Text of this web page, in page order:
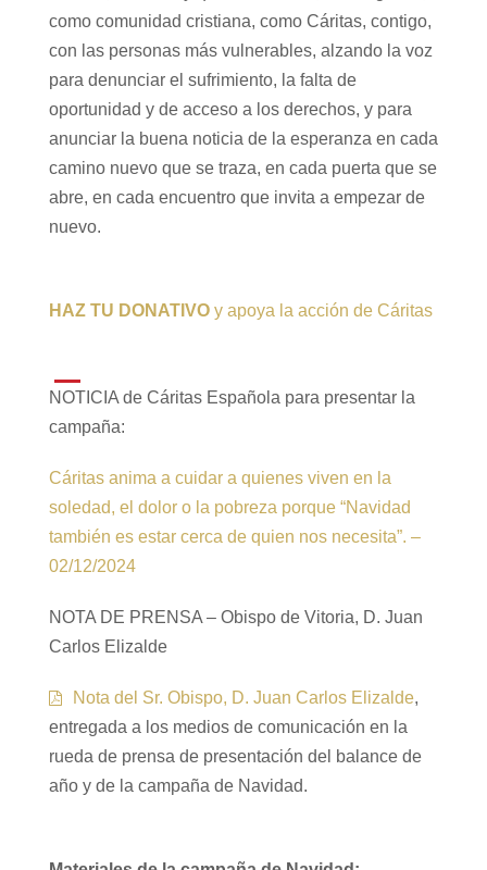
como comunidad cristiana, como Cáritas, contigo,
con las personas más vulnerables, alzando la voz
para denunciar el sufrimiento, la falta de
oportunidad y de acceso a los derechos, y para
anunciar la buena noticia de la esperanza en cada
camino nuevo que se traza, en cada puerta que se
abre, en cada encuentro que invita a empezar de
nuevo.
HAZ TU DONATIVO y apoya la acción de Cáritas
NOTICIA de Cáritas Española para presentar la
campaña:
Cáritas anima a cuidar a quienes viven en la
soledad, el dolor o la pobreza porque “Navidad
también es estar cerca de quien nos necesita”. –
02/12/2024
NOTA DE PRENSA – Obispo de Vitoria, D. Juan
Carlos Elizalde
Nota del Sr. Obispo, D. Juan Carlos Elizalde,
entregada a los medios de comunicación en la
rueda de prensa de presentación del balance de
año y de la campaña de Navidad.